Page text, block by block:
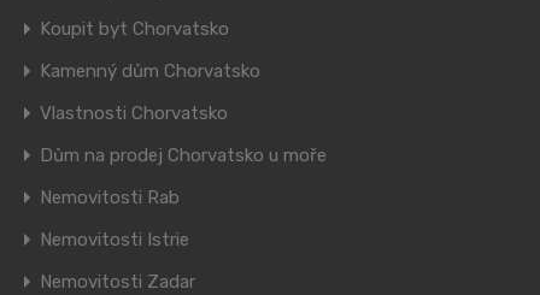
Koupit byt Chorvatsko
Kamenný dům Chorvatsko
Vlastnosti Chorvatsko
Dům na prodej Chorvatsko u moře
Nemovitosti Rab
Nemovitosti Istrie
Nemovitosti Zadar